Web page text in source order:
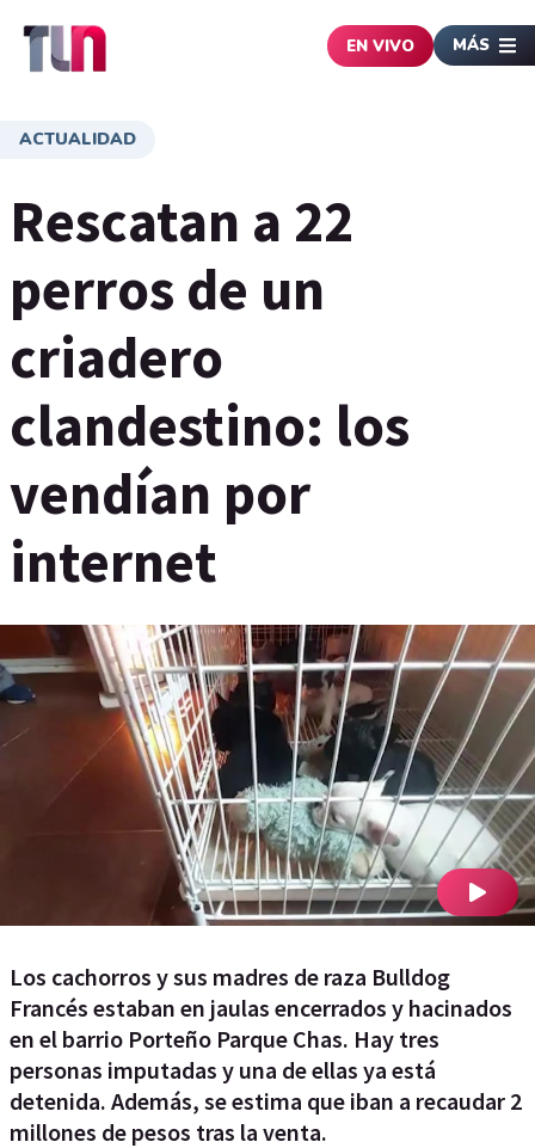
EN VIVO MÁS
ACTUALIDAD
Rescatan a 22
perros de un
criadero
clandestino: los
vendían por
internet
Los cachorros y sus madres de raza Bulldog
Francés estaban en jaulas encerrados y hacinados
en el barrio Porteño Parque Chas. Hay tres
personas imputadas y una de ellas ya está
detenida. Además, se estima que iban a recaudar 2
millones de pesos tras la venta.